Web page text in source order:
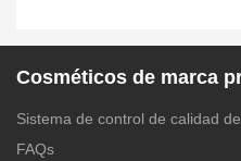
Cosméticos de marca
Sistema de control de calidad
FAQs